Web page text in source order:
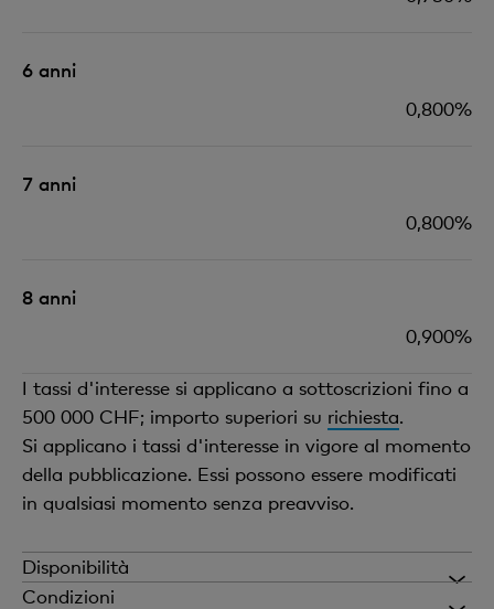
6 anni
0,800%
7 anni
0,800%
8 anni
0,900%
I tassi d'interesse si applicano a sottoscrizioni fino a
500 000 CHF; importo superiori su richiesta.
Si applicano i tassi d'interesse in vigore al momento
della pubblicazione. Essi possono essere modificati
in qualsiasi momento senza preavviso.
Disponibilità
Al termine della durata concordata, l'importo
Condizioni